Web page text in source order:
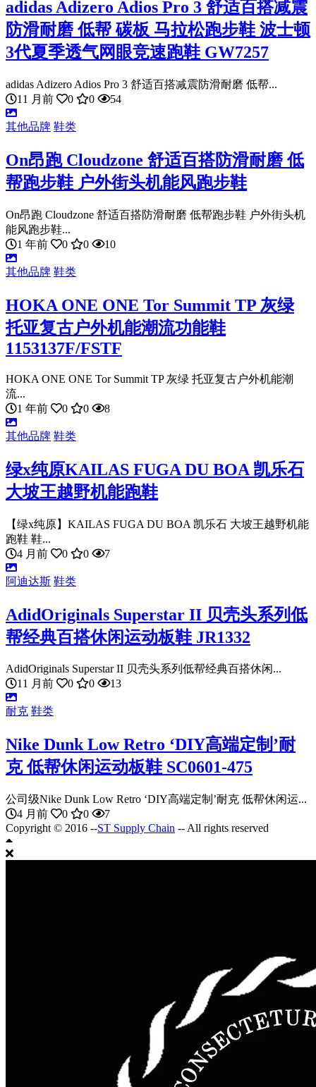
adidas Adizero Adios Pro 3 舒适百搭减震
防滑耐磨 低帮 碳板 马拉松跑步鞋 波士顿
3代夏季透气网眼竞速跑鞋 GW7257
adidas Adizero Adios Pro 3 舒适百搭减震防滑耐磨 低帮...
11 月前
0 0 54
其他品牌 鞋类
On昂跑 Cloudzone 舒适百搭防滑耐磨 低
帮跑步鞋 户外街头机能风跑步鞋
On昂跑 Cloudzone 舒适百搭防滑耐磨 低帮跑步鞋 户外街头机
能风跑步鞋...
1 年前
0 0 10
其他品牌 鞋类
HOKA ONE ONE Tor Summit TP 灰绿
托亚复古户外机能潮流功能鞋
1153137F/FSTF
HOKA ONE ONE Tor Summit TP 灰绿 托亚复古户外机能潮
流...
1 年前
0 0 8
其他品牌 鞋类
绿x纯原KAILAS FUGA DU BOA 凯乐石
大坡王越野机能跑鞋
【绿x纯原】KAILAS FUGA DU BOA 凯乐石 大坡王越野机能
跑鞋 鞋...
4 月前
0 0 7
阿迪达斯 鞋类
AdidOriginals Superstar II 贝壳头系列低
帮经典百搭休闲运动板鞋 JR1332
AdidOriginals Superstar II 贝壳头系列低帮经典百搭休闲...
11 月前
0 0 13
耐克 鞋类
Nike Dunk Low Retro ‘DIY高端定制’耐
克 低帮休闲运动板鞋 SC0601-475
公司级Nike Dunk Low Retro ‘DIY高端定制’耐克 低帮休闲运...
4 月前
0 0
7
Copyright © 2016 --ST Supply Chain -- All rights reserved